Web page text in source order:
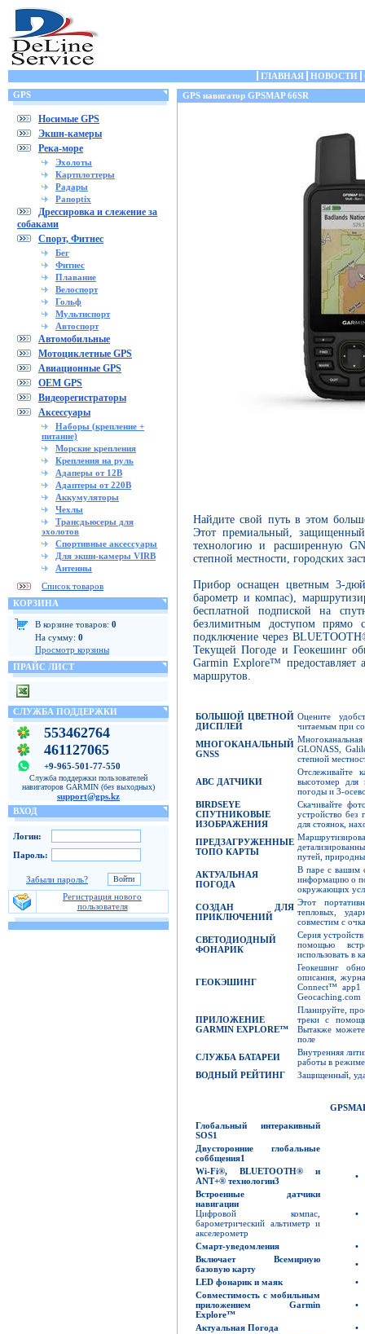
ГЛАВНАЯ НОВОСТИ
GPS
Носимые GPS
Экшн-камеры
Река-море
Эхолоты
Картплоттеры
Радары
Panoptix
Дрессировка и слежение за
собаками
Спорт, Фитнес
Бег
Фитнес
Плавание
Велоспорт
Гольф
Мультиспорт
Автоспорт
Автомобильные
Мотоциклетные GPS
Авиационные GPS
OEM GPS
Видеорегистраторы
Аксессуары
Наборы (крепление +
питание)
Морские крепления
Крепления на руль
Адаперы от 12В
Адаптеры от 220В
Аккумуляторы
Чехлы
Трансдьюсеры для
эхолотов
Спортивные аксессуары
Для экшн-камеры VIRB
Антенны
Список товаров
КОРЗИНА
В корзине товаров: 0
На сумму: 0
Просмотр корзины
ПРАЙС ЛИСТ
СЛУЖБА ПОДДЕРЖКИ
553462764
461127065
+9-965-501-77-550
Служба поддержки пользователей
навигаторов GARMIN (без выходных)
support@gps.kz
ВХОД
Логин:
Пароль:
Забыли пароль?
Регистрация нового
пользователя
GPS навигатор GPSMAP 66SR
Найдите свой путь в этом
Этот премиальный,
технологию и расширенную
степной местности, городских
Прибор оснащен цветным 3-
барометр и компас),
бесплатной подпиской на
безлимитным доступом прямо
подключение через
Текущей Погоде и Геокешинг
Garmin Explore™ предоставляет
маршрутов.
БОЛЬШОЙ ЦВЕТНОЙ
ДИСПЛЕЙ
Оцените
читаемым при
МНОГОКАНАЛЬНЫЙ
GNSS
GLONASS,
степной
ABC ДАТЧИКИ
Отслеживайте
высотомер для
погоды и 3-
BIRDSEYE
СПУТНИКОВЫЕ
ИЗОБРАЖЕНИЯ
Скачивайте
устройство без
для стоянок,
ПРЕДЗАГРУЖЕННЫЕ
ТОПО КАРТЫ
путей,
АКТУАЛЬНАЯ
ПОГОДА
В паре с вашим
информацию о
окружающих
СОЗДАН ДЛЯ
ПРИКЛЮЧЕНИЙ
Этот
тепловых,
совместим с
СВЕТОДИОДНЫЙ
ФОНАРИК
Серия
помощью
использовать в
ГЕОКЭШИНГ
Геокешинг
описания,
Connect™ app1
Geocaching.com
ПРИЛОЖЕНИЕ
GARMIN EXPLORE™
Планируйте,
треки с
Вытакже можете
поле
СЛУЖБА БАТАРЕИ
Внутренняя
работы в
ВОДНЫЙ РЕЙТИНГ
Защищенный,
Глобальный интеракивный
SOS1
Двусторонние глобальные
соббщения1
Wi-Fi®, BLUETOOTH® и
ANT+® технологии3
•
Встроенные датчики
навигации
Цифровой компас,
барометрический альтиметр и
акселерометр
•
Смарт-уведомления
•
Включает Всемирную
базовую карту
•
LED фонарик и маяк
•
Совместимость с мобильным
приложением Garmin
Explore™
•
Актуальная Погода
•